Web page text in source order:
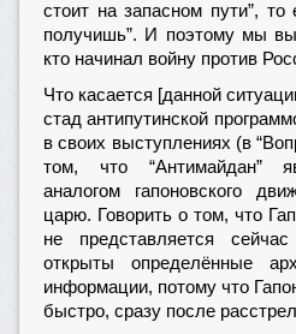
стоит на запасном пути”,
получишь”. И поэтому мы
кто начинал войну против
Что касается [данной
стад антипутинской
в своих выступлениях (в
том, что “Антимайдан”
аналогом гапоновского
царю. Говорить о том, что
не представляется
открыты определённые
информации, потому что
быстро, сразу после